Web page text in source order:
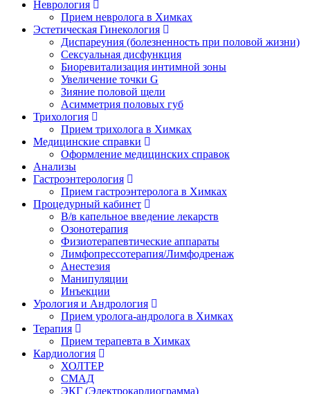
Неврология
Прием невролога в Химках
Эстетическая Гинекология
Диспареуния (болезненность при половой жизни)
Сексуальная дисфункция
Биоревитализация интимной зоны
Увеличение точки G
Зияние половой щели
Асимметрия половых губ
Трихология
Прием трихолога в Химках
Медицинские справки
Оформление медицинских справок
Анализы
Гастроэнтерология
Прием гастроэнтеролога в Химках
Процедурный кабинет
В/в капельное введение лекарств
Озонотерапия
Физиотерапевтические аппараты
Лимфопрессотерапия/Лимфодренаж
Анестезия
Манипуляции
Инъекции
Урология и Андрология
Прием уролога-андролога в Химках
Терапия
Прием терапевта в Химках
Кардиология
ХОЛТЕР
СМАД
ЭКГ (Электрокардиограмма)